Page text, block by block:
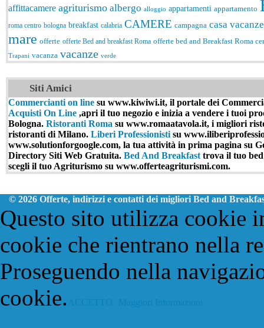
affittacamere agriturismo albergo alloggio appartamenti appartamento
roma centro bologna breakfast calabria CAMERE campagna casa vacanze
mare offerte offerte Bed and breakfast Roma offerte bed and Breakfast Roma
Trapani vacanza vacanze verde
Siti Amici
Commercianti on line su www.kiwiwi.it, il portale dei
Acquisti On Line ,apri il tuo negozio e inizia a vendere i tuoi
Bologna. Ristoranti Roma su www.romaatavola.it, i migliori
ristoranti di Milano. Liberi Professionisti su
www.solutionforgoogle.com, la tua attività in prima pagina su
Directory Siti Web Gratuita. Bed And Breakfast trova il tuo
scegli il tuo Agriturismo su www.offerteagriturismi.com.
© 2026 Offerte, indirizzi e contatti dei migliori Bed and
Questo sito utilizza cookie
cookie che rientrano nella
Proseguendo nella
cookie.